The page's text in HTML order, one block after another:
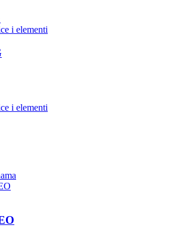
i elementi
i elementi